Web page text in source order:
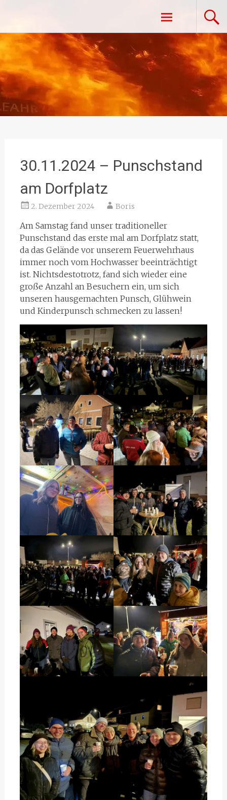
springen
Freiwillige Feuerwehr Vestenpoppen-
Wohlfahrts
30.11.2024 – Punschstand
am Dorfplatz
2. Dezember 2024 Boris
Am Samstag fand unser traditioneller
Punschstand das erste mal am Dorfplatz statt,
da das Gelände vor unserem Feuerwehrhaus
immer noch vom Hochwasser beeinträchtigt
ist. Nichtsdestotrotz, fand sich wieder eine
große Anzahl an Besuchern ein, um sich
unseren hausgemachten Punsch, Glühwein
und Kinderpunsch schmecken zu lassen!